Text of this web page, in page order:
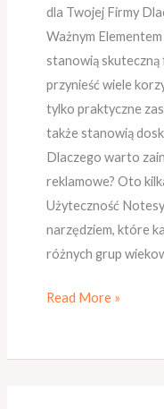
dla Twojej Firmy
Ważnym
stanowią
przynieść wiele
tylko praktyczne
także stanowią
Dlaczego warto
reklamowe? Oto
Użyteczność
narzędziem, które
różnych grup
Read More »